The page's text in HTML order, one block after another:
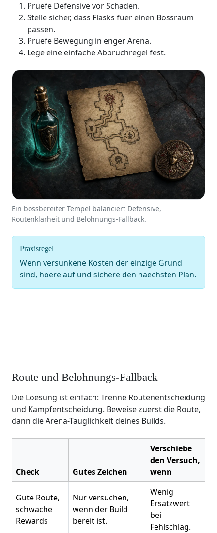
Pruefe Defensive vor Schaden.
Stelle sicher, dass Flasks fuer einen Bossraum
passen.
Pruefe Bewegung in enger Arena.
Lege eine einfache Abbruchregel fest.
Ein bossbereiter Tempel balanciert Defensive,
Routenklarheit und Belohnungs-Fallback.
Praxisregel
Wenn versunkene Kosten der einzige Grund
sind, hoere auf und sichere den naechsten Plan.
Route und Belohnungs-Fallback
Die Loesung ist einfach: Trenne Routenentscheidung
und Kampfentscheidung. Beweise zuerst die Route,
dann die Arena-Tauglichkeit deines Builds.
Check Gutes Zeichen
Verschiebe
den Versuch,
wenn
Gute Route,
schwache
Rewards
Nur versuchen,
wenn der Build
bereit ist.
Wenig
Ersatzwert
bei
Fehlschlag.